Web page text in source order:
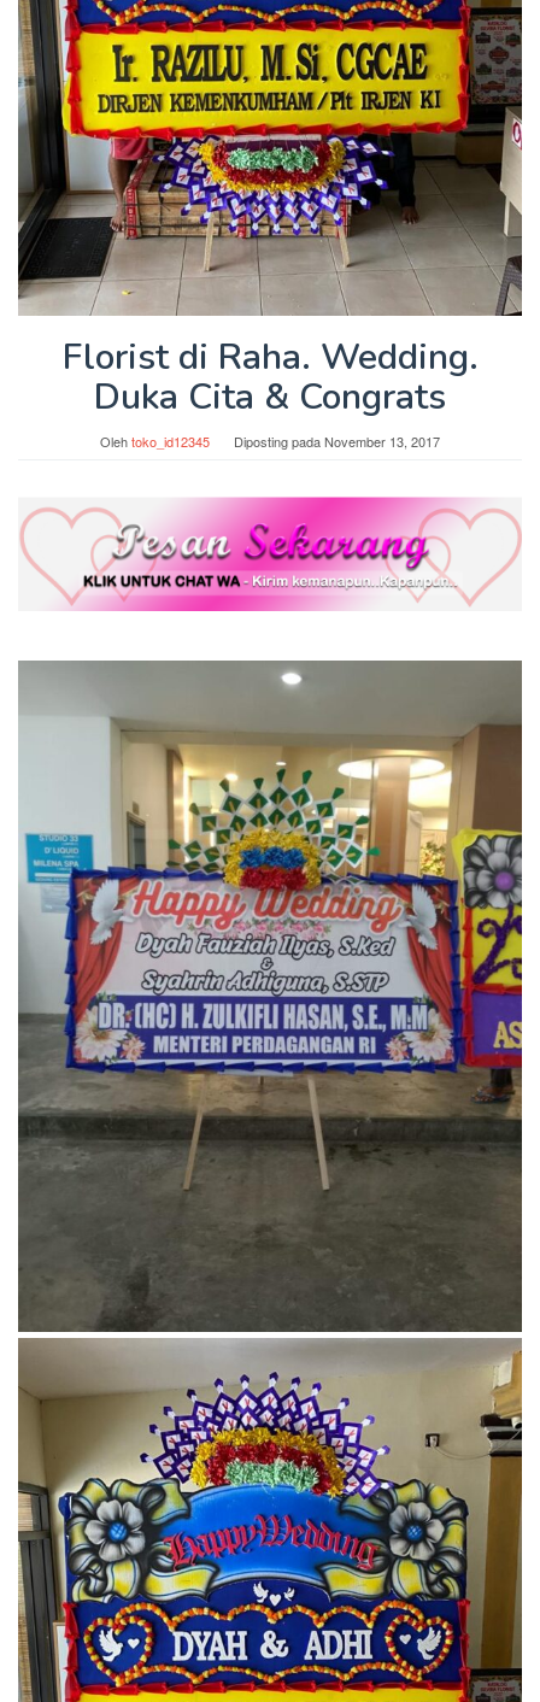
Florist di Raha. Wedding.
Duka Cita & Congrats
Olehtoko_id12345 Diposting padaNovember 13, 2017